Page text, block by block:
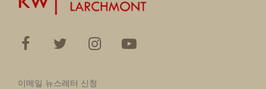
이메일 뉴스레터 신청